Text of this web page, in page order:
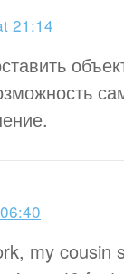
21:14
my cousin